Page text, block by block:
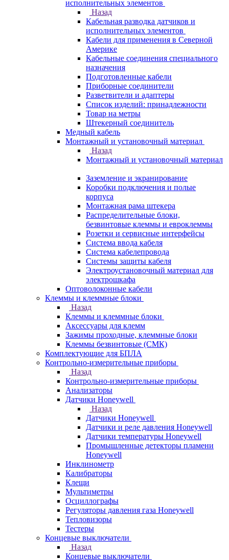
исполнительных элементов
Назад
Кабельная разводка датчиков и
исполнительных элементов
Кабели для применения в Северной
Америке
Кабельные соединения специального
назначения
Подготовленные кабели
Приборные соединители
Разветвители и адаптеры
Список изделий: принадлежности
Товар на метры
Штекерный соединитель
Медный кабель
Монтажный и установочный материал
Назад
Монтажный и установочный материал
Заземление и экранирование
Коробки подключения и полые
корпуса
Монтажная рама штекера
Распределительные блоки,
безвинтовые клеммы и евроклеммы
Розетки и сервисные интерфейсы
Система ввода кабеля
Система кабелепровода
Системы защиты кабеля
Электроустановочный материал для
электрошкафа
Оптоволоконные кабели
Клеммы и клеммные блоки
Назад
Клеммы и клеммные блоки
Аксессуары для клемм
Зажимы проходные, клеммные блоки
Клеммы безвинтовые (СМК)
Комплектующие для БПЛА
Контрольно-измерительные приборы
Назад
Контрольно-измерительные приборы
Анализаторы
Датчики Honeywell
Назад
Датчики Honeywell
Датчики и реле давления Honeywell
Датчики температуры Honeywell
Промышленные детекторы пламени
Honeywell
Инклинометр
Калибраторы
Клещи
Мультиметры
Осциллографы
Регуляторы давления газа Honeywell
Тепловизоры
Тестеры
Концевые выключатели
Назад
Концевые выключатели